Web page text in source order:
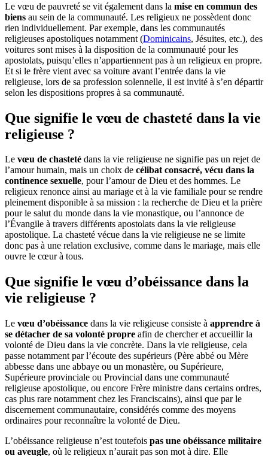
Le vœu de pauvreté se vit également dans la mise en commun des
biens au sein de la communauté. Les religieux ne possèdent donc
rien individuellement. Par exemple, dans les communautés
religieuses apostoliques notamment (Dominicains, Jésuites, etc.), des
voitures sont mises à la disposition de la communauté pour les
apostolats, puisqu’elles n’appartiennent pas à un religieux en propre.
Et si le frère vient avec sa voiture avant l’entrée dans la vie
religieuse, lors de sa profession solennelle, il est invité à s’en départir
selon les dispositions propres à sa communauté.
Que signifie le vœu de chasteté dans la vie
religieuse ?
Le vœu de chasteté dans la vie religieuse ne signifie pas un rejet de
l’amour humain, mais un choix de célibat consacré, vécu dans la
continence sexuelle, pour l’amour de Dieu et des hommes. Le
religieux renonce ainsi au mariage et à la vie familiale pour se rendre
pleinement disponible à sa mission : la recherche de Dieu et la prière
pour le salut du monde dans la vie monastique, ou l’annonce de
l’Évangile à travers différents apostolats dans la vie religieuse
apostolique. La chasteté vécue dans la vie religieuse ne se limite
donc pas à une relation exclusive, comme dans le mariage, mais elle
ouvre le cœurà tous.
Que signifie le vœu d’obéissance dans la
vie religieuse ?
Le vœu d’obéissance dans la vie religieuse consiste à apprendre à
se détacher de sa volonté propre afin de chercher et accueillir la
volonté de Dieu dans la vie concrète. Dans la vie religieuse, cela
passe notamment par l’écoute des supérieurs (Père abbé ou Mère
abbesse dans une abbaye ou un monastère, ou Supérieure,
Supérieure provinciale ou Provincial dans une communauté
religieuse apostolique, ou encore Frère ministre dans certains ordres,
cas plus rare notamment chez les Franciscains), ainsi que par le
discernement communautaire, considérés comme des moyens
ordinaires pour reconnaître la volonté de Dieu.
L’obéissance religieuse n’est toutefois pas une obéissance militaire
ou aveugle, où le religieux n’aurait pas son mot à dire. Elle